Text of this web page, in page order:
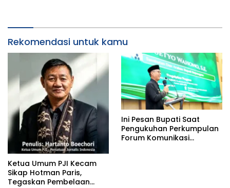
Rekomendasi untuk kamu
Ketua Umum PJI Kecam
Sikap Hotman Paris,
Tegaskan Pembelaan
Ini Pesan Bupati Saat
Pengukuhan Perkumpulan
Forum Komunikasi